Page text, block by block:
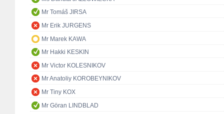
Mr Tomáš JIRSA
Mr Erik JURGENS
Mr Marek KAWA
Mr Hakki KESKIN
Mr Victor KOLESNIKOV
Mr Anatoliy KOROBEYNIKOV
Mr Tiny KOX
Mr Göran LINDBLAD